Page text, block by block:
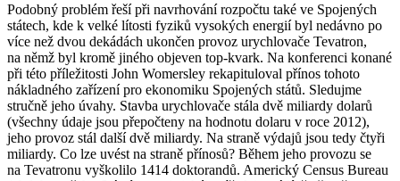
Podobný problém řeší při navrhování rozpočtu také ve Spojených
státech, kde k velké lítosti fyziků vysokých energií byl nedávno po
více než dvou dekádách ukončen provoz urychlovače Tevatron,
na němž byl kromě jiného objeven top-kvark. Na konferenci konané
při této příležitosti John Womersley rekapituloval přínos tohoto
nákladného zařízení pro ekonomiku Spojených států. Sledujme
stručně jeho úvahy. Stavba urychlovače stála dvě miliardy dolarů
(všechny údaje jsou přepočteny na hodnotu dolaru v roce 2012),
jeho provoz stál další dvě miliardy. Na straně výdajů jsou tedy čtyři
miliardy. Co lze uvést na straně přínosů? Během jeho provozu se
na Tevatronu vyškolilo 1414 doktorandů. Americký Census Bureau